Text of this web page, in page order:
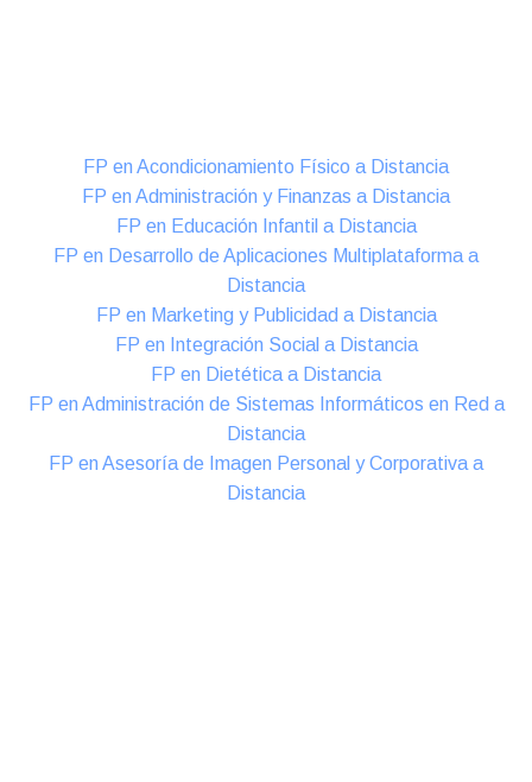
FP en Acondicionamiento Físico a Distancia
FP en Administración y Finanzas a Distancia
FP en Educación Infantil a Distancia
FP en Desarrollo de Aplicaciones Multiplataforma a
Distancia
FP en Marketing y Publicidad a Distancia
FP en Integración Social a Distancia
FP en Dietética a Distancia
FP en Administración de Sistemas Informáticos en Red a
Distancia
FP en Asesoría de Imagen Personal y Corporativa a
Distancia